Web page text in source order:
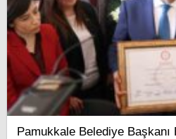
Pamukkale Belediye Başkanı